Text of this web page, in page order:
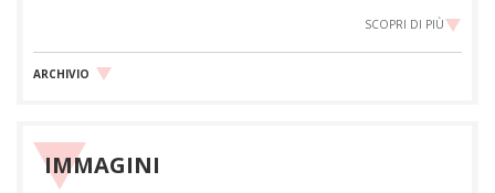
SCOPRI DI PIÙ
ARCHIVIO
IMMAGINI